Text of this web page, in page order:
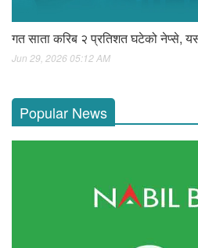
गत साता करिब २ प्रतिशत घटेको नेप्से,
Jun 29, 2026 05:12 AM
Popular News